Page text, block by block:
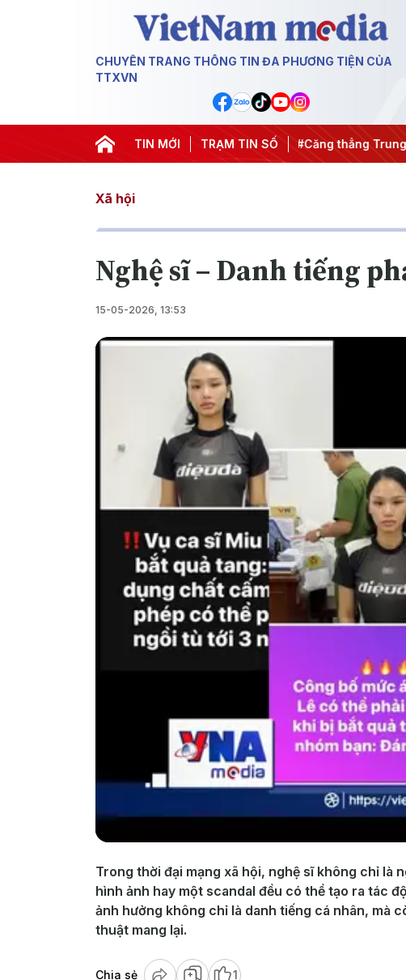
CHUYÊN TRANG THÔNG TIN ĐA PHƯƠNG TIỆN CỦA
TTXVN
TIN MỚI TRẠM TIN SỐ
#Chống khai thác IUU #Căng thẳng Trung Đông #An
Xã hội
Nghệ sĩ – Danh tiếng
15-05-2026, 13:53
Trong thời đại mạng xã hội, nghệ sĩ không chỉ là
hình ảnh hay một scandal đều có thể tạo ra tác
ảnh hưởng không chỉ là danh tiếng cá nhân, mà
thuật mang lại.
Chia sẻ 1